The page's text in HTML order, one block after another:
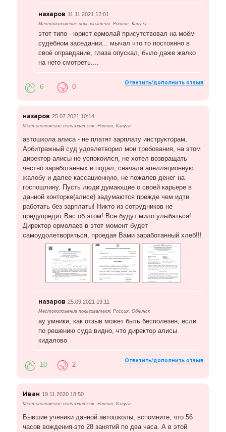
назаров 11.11.2021 12:01
Местоположение пользователя: Россия, Калуга
этот типо - юрист ермолай присутствовал на моём
судебном заседании... мычал что то постоянно в
своё оправдание, глаза опускал, было даже жалко
на него смотреть....
Ответить/дополнить отзыв
6 0
назаров 25.07.2021 10:14
Местоположение пользователя: Россия, Калуга
автошкола алиса - не платят зарплату инструкторам,
Арбитражный суд удовлетворил мои требования, на этом
директор алисы не успокоился, не хотел возвращать
честно заработанных и подал, сначала апелляционную
жалобу и далее кассационную, не пожалев денег на
госпошлину. Пусть люди думающие о своей карьере в
данной конторке(алисе) задумаются прежде чем идти
работать без зарплаты! Никто из сотрудников не
предупредит Вас об этом! Все будут мило улыбаться!
Директор ермолаев в этот момент будет
самоудолетворяться, проедая Вами заработанный хлеб!!!
назаров 25.09.2021 19:11
Местоположение пользователя: Россия, Обнинск
ау умники, как отзыв может быть бесполезен, если
по решению суда видно, что директор алисы
кидалово
Ответить/дополнить отзыв
10 2
Иван 19.11.2020 18:50
Местоположение пользователя: Россия, Калуга
Бывшие ученики данной автошколы, вспомните, что 56
часов вождения-это 28 занятий по два часа. А в этой